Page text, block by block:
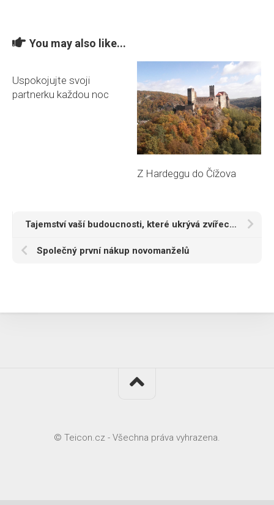
You may also like...
Uspokojujte svoji
partnerku každou noc
Z Hardeggu do Čížova
Tajemství vaší budoucnosti, které ukrývá zvířecí znamení
Společný první nákup novomanželů
© Teicon.cz - Všechna práva vyhrazena.